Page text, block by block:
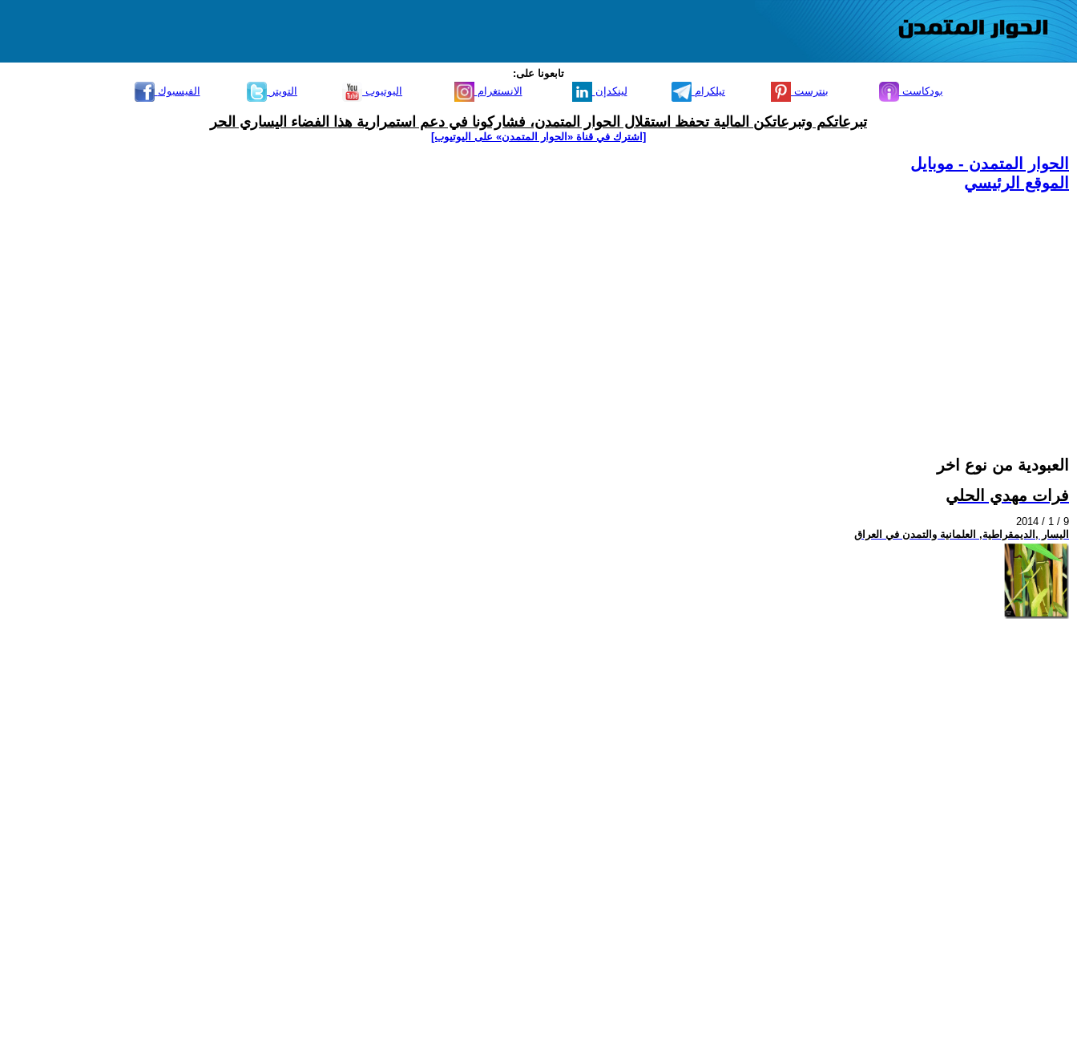
تابعونا على:
الفيسبوك
التويتر اليوتيوب الانستغرام لينكدإن تيلكرام بنترست بودكاست
تبرعاتكم وتبرعاتكن المالية تحفظ استقلال الحوار المتمدن، فشاركونا في دعم استمرارية هذا الفضاء اليساري الحر
[اشترك في قناة ‫«الحوار المتمدن» على اليوتيوب]
الحوار المتمدن - موبايل
الموقع الرئيسي
العبودية من نوع اخر
فرات مهدي الحلي
2014 / 1 / 9
اليسار ,الديمقراطية, العلمانية والتمدن في العراق